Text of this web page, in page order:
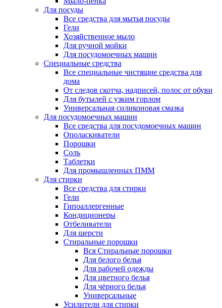
Для посуды
Все средства для мытья посуды
Гели
Хозяйственное мыло
Для ручной мойки
Для посудомоечных машин
Специальные средства
Все специальные чистящие средства для
дома
От следов скотча, надписей, полос от обуви
Для бутылей с узким горлом
Универсальная силиконовая смазка
Для посудомоечных машин
Все средства для посудомоечных машин
Ополаскиватели
Порошки
Соль
Таблетки
Для промышленных ПММ
Для стирки
Все средства для стирки
Гели
Гипоаллергенные
Кондиционеры
Отбеливатели
Для шерсти
Стиральные порошки
Вся Стиральные порошки
Для белого белья
Для рабочей одежды
Для цветного белья
Для чёрного белья
Универсальные
Усилители для стирки